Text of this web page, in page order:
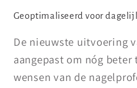
Geoptimaliseerd voor
De nieuwste uitvoering
aangepast om nóg beter
wensen van de